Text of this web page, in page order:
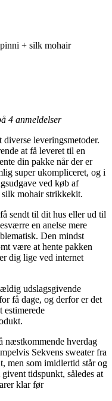
+ silk mohair
4 anmeldelser
leveringsmetoder.
at få leveret til en
din pakke når der er
super ukompliceret, og i
ved køb af
silk mohair strikkekit.
sendt til dit hus eller ud til
en anelse mere
Den mindst
være at hente pakken
dig lige ved internet
udslagsgivende
få dage, og derfor er det
estimerede
næstkommende hverdag
Sekvens sweater fra
men som imidlertid står og
tidspunkt, således at
klar før